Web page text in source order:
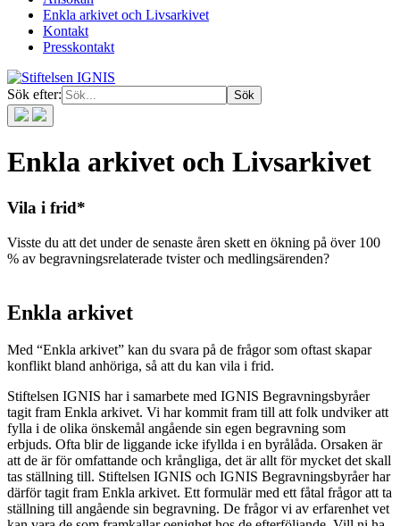
Enkla arkivet och Livsarkivet
Kontakt
Presskontakt
Sök efter:
Enkla arkivet och Livsarkivet
Vila i frid*
Visste du att det under de senaste åren skett en ökning på över 100
% av begravningsrelaterade tvister och medlingsärenden?
Enkla arkivet
Med “Enkla arkivet” kan du svara på de frågor som oftast skapar
konflikt bland anhöriga, så att du kan vila i frid.
Stiftelsen IGNIS har i samarbete med IGNIS Begravningsbyråer
tagit fram Enkla arkivet. Vi har kommit fram till att folk undviker att
fylla i de olika önskemål angående sin egen begravning som
erbjuds. Ofta blir de liggande icke ifyllda i en byrålåda. Orsaken är
att de är för omfattande och krångliga, det är allt för mycket det skall
tas ställning till. Stiftelsen IGNIS och IGNIS Begravningsbyråer har
därför tagit fram Enkla arkivet. Ett formulär med ett fåtal frågor att ta
ställning till angående sin begravning. De frågor vi av erfarenhet vet